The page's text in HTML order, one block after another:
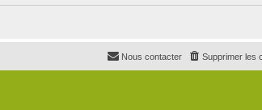
Supprimer les
Nous contacter